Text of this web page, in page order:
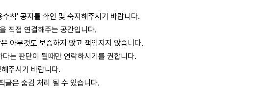
칙' 공지를 확인 및 숙지해주시기 바랍니다.
직접 연결해주는 공간입니다.
아무것도 보증하지 않고 책임지지 않습니다.
는 판단이 될때만 연락하시기를 권합니다.
주시기 바랍니다.
글은 숨김 처리 될 수 있습니다.